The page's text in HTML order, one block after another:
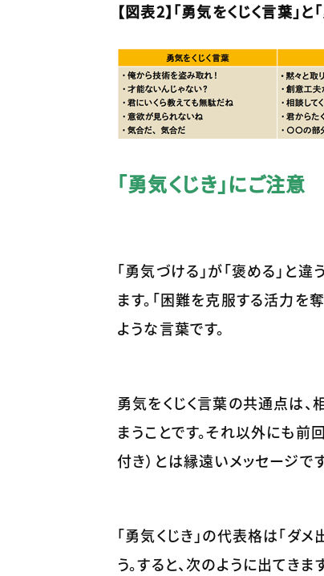
【図表2】「勇気をくじく言葉」
「勇気くじき」にご注意
「勇気づける」が「褒める」と
ます。「困難を克服する活力を
ような言葉です。
勇気をくじく言葉の共通点は
まうことです。それ以外にも前回
付き）とは縁遠いメッセージです
「勇気くじき」の代表格は「ダメ
う。すると、次のように出てき